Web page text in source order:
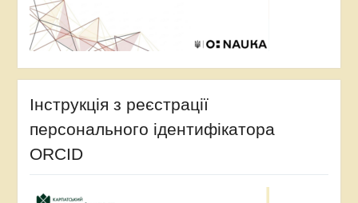
Інструкція з реєстрації
персонального ідентифікатора
ORCID